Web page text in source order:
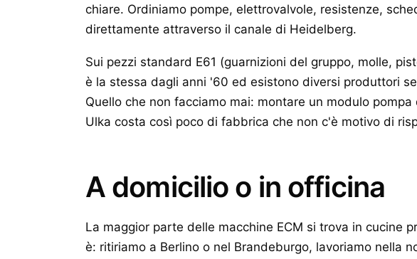
chiare. Ordiniamo pompe, elettrovalvole, resistenze,
direttamente attraverso il canale di Heidelberg.
Sui pezzi standard E61 (guarnizioni del gruppo, molle,
è la stessa dagli anni '60 ed esistono diversi produttori
Quello che non facciamo mai: montare un modulo
Ulka costa così poco di fabbrica che non c'è motivo di
A domicilio o in officina
La maggior parte delle macchine ECM si trova in cucine
è: ritiriamo a Berlino o nel Brandeburgo, lavoriamo nella